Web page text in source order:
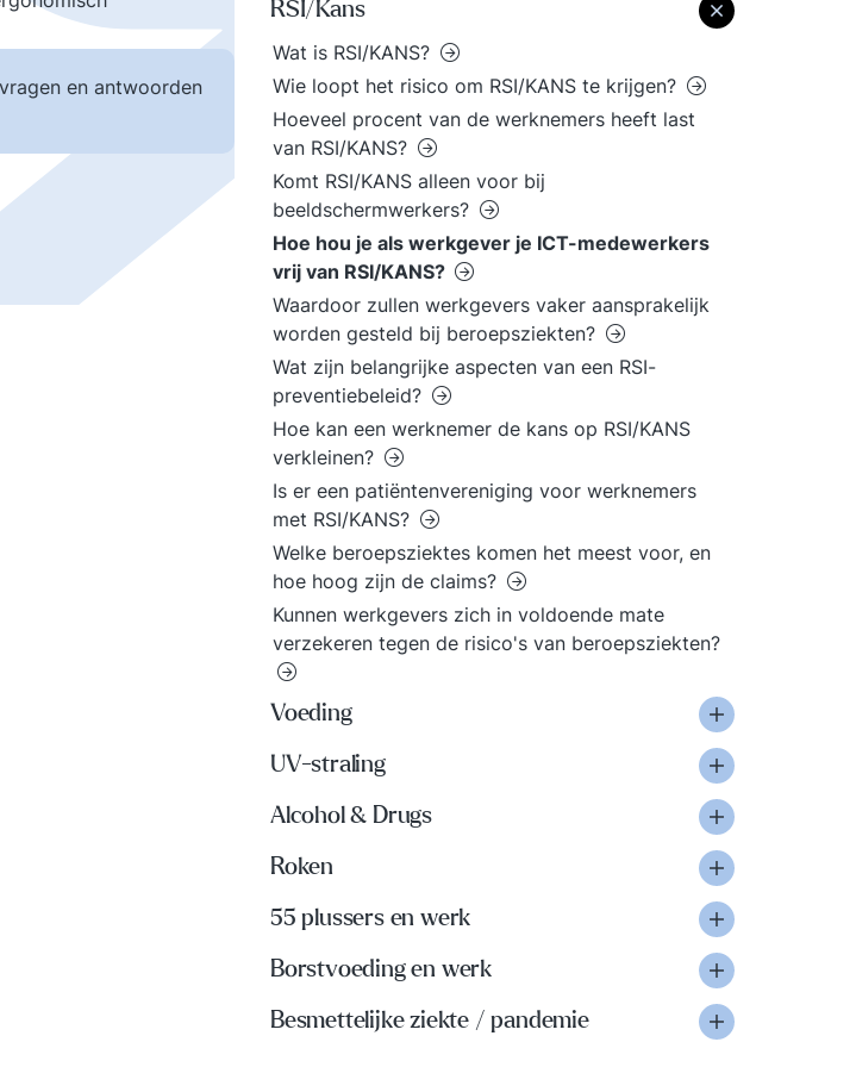
en antwoorden
RSI/Kans
Wat is RSI/KANS?
Wie loopt het risico om RSI/KANS te krijgen?
Hoeveel procent van de werknemers heeft last
van RSI/KANS?
Komt RSI/KANS alleen voor bij
beeldschermwerkers?
Hoe hou je als werkgever je ICT-medewerkers
vrij van RSI/KANS?
Waardoor zullen werkgevers vaker aansprakelijk
worden gesteld bij beroepsziekten?
Wat zijn belangrijke aspecten van een RSI-
preventiebeleid?
Hoe kan een werknemer de kans op RSI/KANS
verkleinen?
Is er een patiëntenvereniging voor werknemers
met RSI/KANS?
Welke beroepsziektes komen het meest voor, en
hoe hoog zijn de claims?
Kunnen werkgevers zich in voldoende mate
verzekeren tegen de risico's van beroepsziekten?
Voeding
UV-straling
Alcohol & Drugs
Roken
55 plussers en werk
Borstvoeding en werk
Besmettelijke ziekte / pandemie